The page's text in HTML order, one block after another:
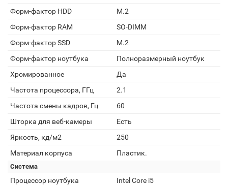
Форм-фактор HDD
M.2
Форм-фактор RAM
SO-DIMM
Форм-фактор SSD
M.2
Форм-фактор ноутбука
Полноразмерный ноутбук
Хромированное
Да
Частота процессора, ГГц
2.1
Частота смены кадров, Гц
60
Шторка для веб-камеры
Есть
Яркость, кд/м2
250
Материал корпуса
Пластик.
Система
Процессор ноутбука
Intel Core i5